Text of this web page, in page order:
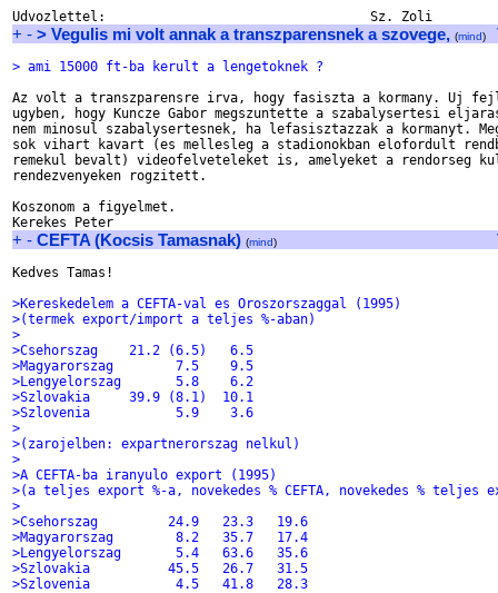
+ - > Vegulis mi volt annak a transzparensnek a szovege, (mind)
> ami 15000 ft-ba kerult a lengetoknek ?
Az volt a transzparensre irva, hogy fasiszta a kormany. Uj
ugyben, hogy Kuncze Gabor megszuntette a szabalysertesi
nem minosul szabalysertesnek, ha lefasisztazzak a kormanyt.
sok vihart kavart (es mellesleg a stadionokban elofordult
remekul bevalt) videofelveteleket is, amelyeket a rendorseg
rendezvenyeken rogzitett.
Koszonom a figyelmet.
+ - CEFTA (Kocsis Tamasnak) (mind)
Kedves Tamas!
>Kereskedelem a CEFTA-val es Oroszorszaggal (1995)
>(termek export/import a teljes %-aban)
>
>Csehorszag    21.2 (6.5)   6.5
>Magyarorszag        7.5    9.5
>Lengyelorszag       5.8    6.2
>Szlovakia     39.9 (8.1)  10.1
>Szlovenia           5.9    3.6
>
>(zarojelben: expartnerorszag nelkul)
>
>A CEFTA-ba iranyulo export (1995)
>(a teljes export %-a, novekedes % CEFTA, novekedes % teljes
>
>Csehorszag         24.9   23.3   19.6
>Magyarorszag        8.2   35.7   17.4
>Lengyelorszag       5.4   63.6   35.6
>Szlovakia          45.5   26.7   31.5
>Szlovenia           4.5   41.8   28.3